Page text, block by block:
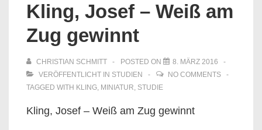
Kling, Josef – Weiß am
Zug gewinnt
CHRISTIAN SCHMITT POSTED ON
8. MÄRZ 2016
VERÖFFENTLICHT IN STUDIEN
NO COMMENTS
TAGGED WITH KLING, MINIATUR, STUDIE
Kling, Josef – Weiß am Zug gewinnt